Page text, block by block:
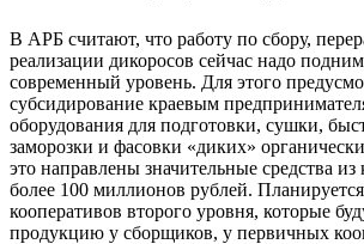
В АРБ считают, что работу по сбору,
реализации дикоросов сейчас надо
современный уровень. Для этого
субсидирование краевым
оборудования для подготовки, сушки,
заморозки и фасовки «диких»
это направлены значительные средства
более 100 миллионов рублей.
кооперативов второго уровня, которые
продукцию у сборщиков, у первичных